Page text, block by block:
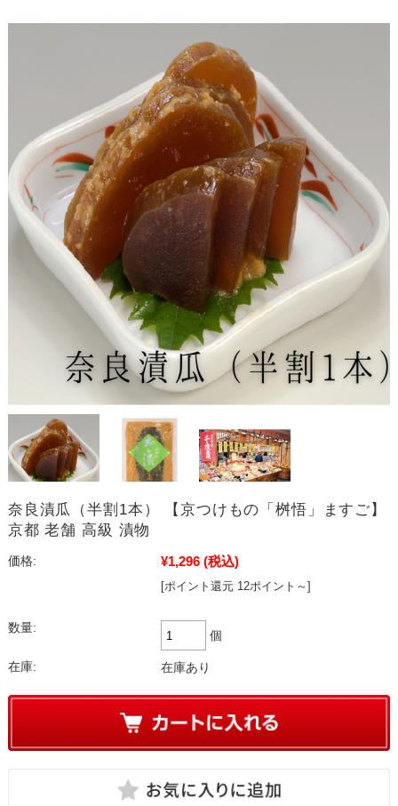
奈良漬瓜（半割1本） 【京つけもの「桝悟」ますご】
京都 老舗 高級 漬物
価格: ¥1,296 (税込)
[ポイント還元 12ポイント～]
数量:
個
在庫: 在庫あり